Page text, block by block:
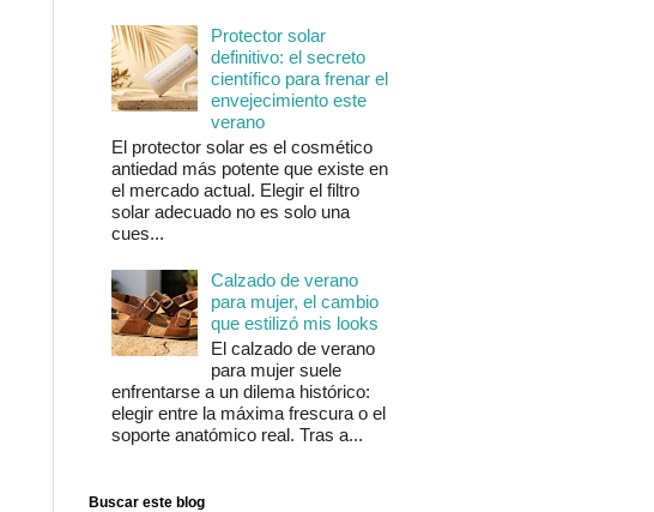
Protector solar
definitivo: el secreto
científico para frenar el
envejecimiento este
verano
El protector solar es el cosmético
antiedad más potente que existe en
el mercado actual. Elegir el filtro
solar adecuado no es solo una
cues...
Calzado de verano
para mujer, el cambio
que estilizó mis looks
El calzado de verano
para mujer suele
enfrentarse a un dilema histórico:
elegir entre la máxima frescura o el
soporte anatómico real. Tras a...
Buscar este blog